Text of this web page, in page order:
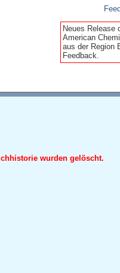
Neues Release
American
aus der Region
Feedback.
wurden gelöscht.